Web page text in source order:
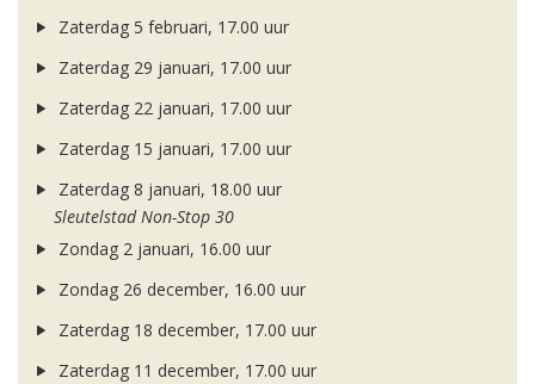
Zaterdag 5 februari, 17.00 uur
Zaterdag 29 januari, 17.00 uur
Zaterdag 22 januari, 17.00 uur
Zaterdag 15 januari, 17.00 uur
Zaterdag 8 januari, 18.00 uur
Sleutelstad Non-Stop 30
Zondag 2 januari, 16.00 uur
Zondag 26 december, 16.00 uur
Zaterdag 18 december, 17.00 uur
Zaterdag 11 december, 17.00 uur